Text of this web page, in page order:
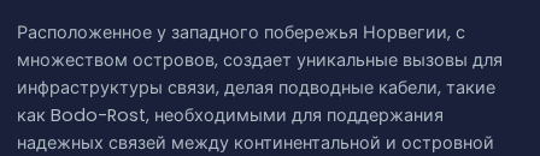
Расположенное у западного побережья Норвегии, с
множеством островов, создает уникальные вызовы для
инфраструктуры связи, делая подводные кабели, такие
как Bodo-Rost, необходимыми для поддержания
надежных связей между континентальной и островной